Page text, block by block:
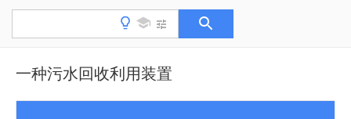
一种污水回收利用装置